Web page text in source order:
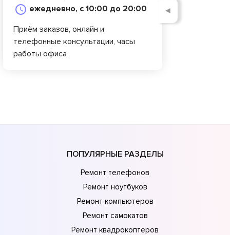
ежедневно, с 10:00 до 20:00
Приём заказов, онлайн и
телефонные консультации, часы
работы офиса
◄
ПОПУЛЯРНЫЕ РАЗДЕЛЫ
Ремонт телефонов
Ремонт ноутбуков
Ремонт компьютеров
Ремонт самокатов
Ремонт квадрокоптеров